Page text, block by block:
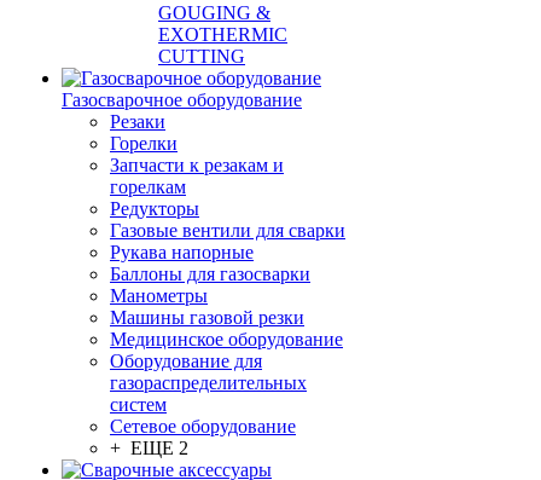
GOUGING &
EXOTHERMIC
CUTTING
Газосварочное оборудование
Резаки
Горелки
Запчасти к резакам и
горелкам
Редукторы
Газовые вентили для сварки
Рукава напорные
Баллоны для газосварки
Манометры
Машины газовой резки
Медицинское оборудование
Оборудование для
газораспределительных
систем
Сетевое оборудование
+ ЕЩЕ 2